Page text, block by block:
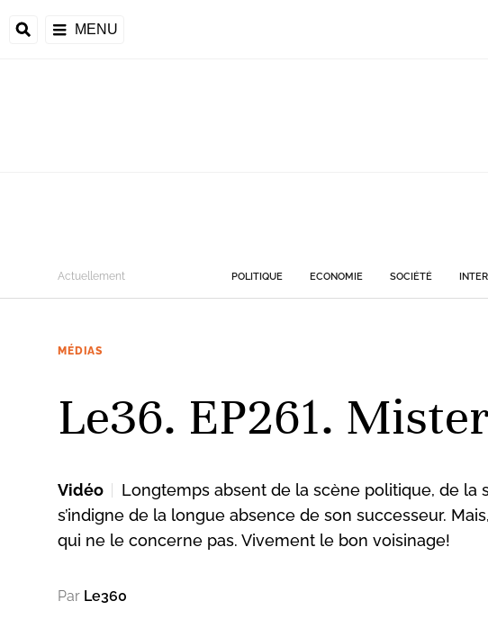
MENU
Actuellement POLITIQUE ECONOMIE SOCIÉTÉ
MÉDIAS
Le36. EP261.
Vidéo
Longtemps absent de la scène politique, de la
s’indigne de la longue absence de son successeur.
qui ne le concerne pas. Vivement le bon voisinage!
Par Le360